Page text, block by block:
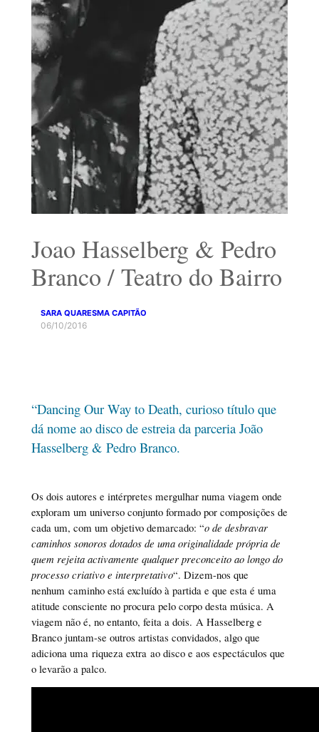
Joao Hasselberg & Pedro
Branco / Teatro do Bairro
SARA QUARESMA CAPITÃO
06/10/2016
“Dancing Our Way to Death, curioso título que
dá nome ao disco de estreia da parceria João
Hasselberg & Pedro Branco.
Os dois autores e intérpretes mergulhar numa viagem onde
exploram um universo conjunto formado por composições de
cada um, com um objetivo demarcado: “o de desbravar
caminhos sonoros dotados de uma originalidade própria de
quem rejeita activamente qualquer preconceito ao longo do
processo criativo e interpretativo“. Dizem-nos que
nenhum caminho está excluído à partida e que esta é uma
atitude consciente no procura pelo corpo desta música. A
viagem não é, no entanto, feita a dois. A Hasselberg e
Branco juntam-se outros artistas convidados, algo que
adiciona uma riqueza extra ao disco e aos espectáculos que
o levarão a palco.